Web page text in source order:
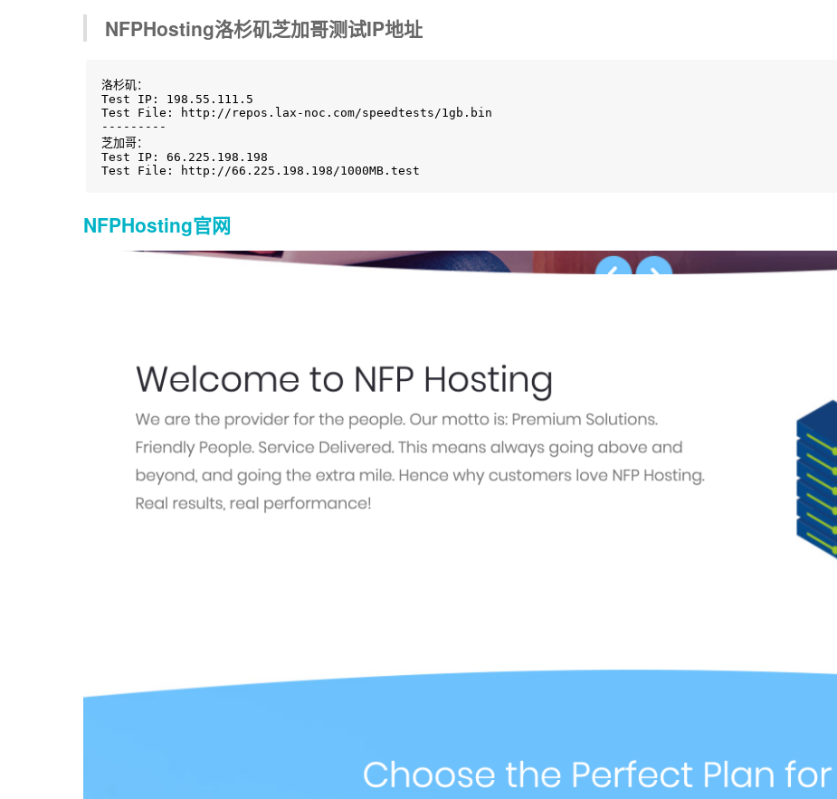
NFPHosting洛杉矶芝加哥测试IP地址
洛杉矶：
Test IP: 198.55.111.5
Test File: http://repos.lax-noc.com/speedtests/1gb.bin
---------
芝加哥：
Test IP: 66.225.198.198
Test File: http://66.225.198.198/1000MB.test
NFPHosting官网